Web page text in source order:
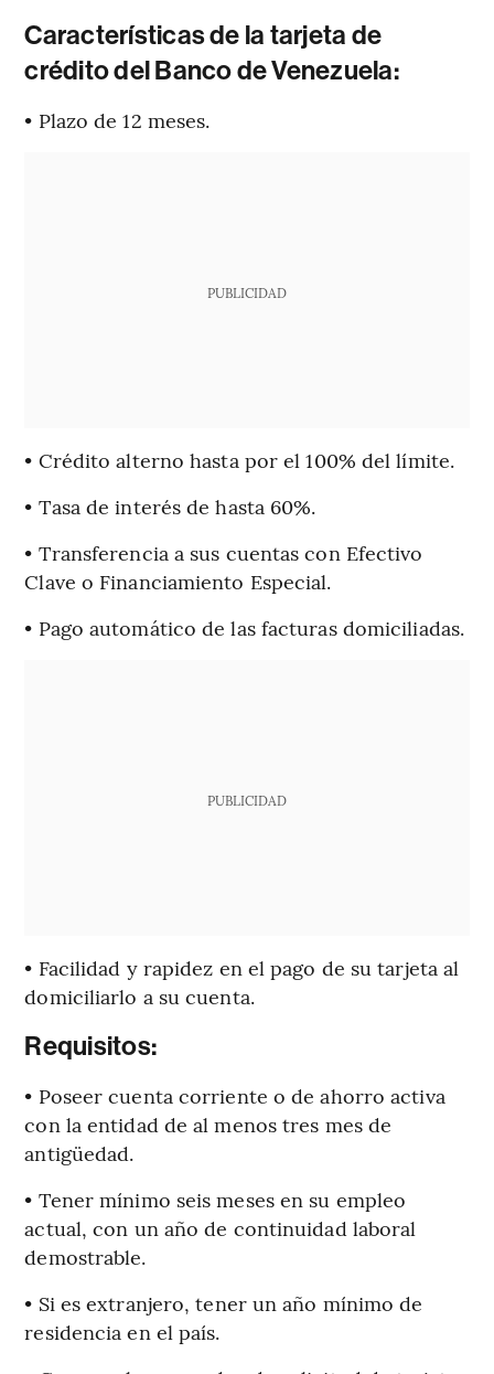
Características de la tarjeta de
crédito del Banco de Venezuela:
• Plazo de 12 meses.
PUBLICIDAD
• Crédito alterno hasta por el 100% del límite.
• Tasa de interés de hasta 60%.
• Transferencia a sus cuentas con Efectivo
Clave o Financiamiento Especial.
• Pago automático de las facturas domiciliadas.
PUBLICIDAD
• Facilidad y rapidez en el pago de su tarjeta al
domiciliarlo a su cuenta.
Requisitos:
• Poseer cuenta corriente o de ahorro activa
con la entidad de al menos tres mes de
antigüedad.
• Tener mínimo seis meses en su empleo
actual, con un año de continuidad laboral
demostrable.
• Si es extranjero, tener un año mínimo de
residencia en el país.